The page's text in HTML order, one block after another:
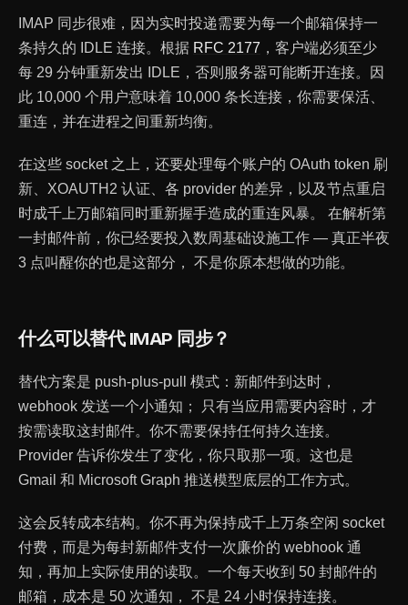
IMAP 同步很难，因为实时投递需要为每一个邮箱保持一
条持久的 IDLE 连接。根据 RFC 2177 ，客户端必须至少
每 29 分钟重新发出 IDLE，否则服务器可能断开连接。因
此 10,000 个用户意味着 10,000 条长连接，你需要保活、
重连，并在进程之间重新均衡。
在这些 socket 之上，还要处理每个账户的 OAuth token 刷
新、XOAUTH2 认证、各 provider 的差异，以及节点重启
时成千上万邮箱同时重新握手造成的重连风暴。 在解析第
一封邮件前，你已经要投入数周基础设施工作 — 真正半夜
3 点叫醒你的也是这部分， 不是你原本想做的功能。
什么可以替代 IMAP 同步？
替代方案是 push-plus-pull 模式：新邮件到达时，
webhook 发送一个小通知； 只有当应用需要内容时，才
按需读取这封邮件。你不需要保持任何持久连接。
Provider 告诉你发生了变化，你只取那一项。这也是
Gmail 和 Microsoft Graph 推送模型底层的工作方式。
这会反转成本结构。你不再为保持成千上万条空闲 socket
付费，而是为每封新邮件支付一次廉价的 webhook 通
知，再加上实际使用的读取。一个每天收到 50 封邮件的
邮箱，成本是 50 次通知， 不是 24 小时保持连接。